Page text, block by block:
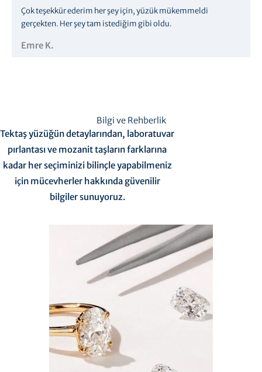
Çok teşekkür ederim her şey için, yüzük mükemmeldi
gerçekten. Her şey tam istediğim gibi oldu.
Emre K.
Bilgi ve Rehberlik
Tektaş yüzüğün detaylarından, laboratuvar
pırlantası ve mozanit taşların farklarına
kadar her seçiminizi bilinçle yapabilmeniz
için mücevherler hakkında güvenilir
bilgiler sunuyoruz.